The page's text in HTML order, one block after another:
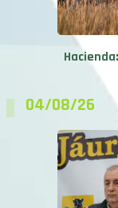
04/08/26